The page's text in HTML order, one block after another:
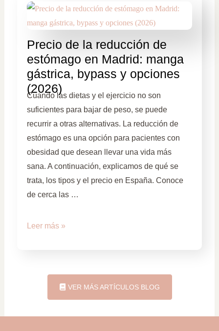
Precio de la reducción de
estómago en Madrid: manga
gástrica, bypass y opciones
(2026)
Cuando las dietas y el ejercicio no son
suficientes para bajar de peso, se puede
recurrir a otras alternativas. La reducción de
estómago es una opción para pacientes con
obesidad que desean llevar una vida más
sana. A continuación, explicamos de qué se
trata, los tipos y el precio en España. Conoce
de cerca las …
Leer más »
VER MÁS ARTÍCULOS BLOG